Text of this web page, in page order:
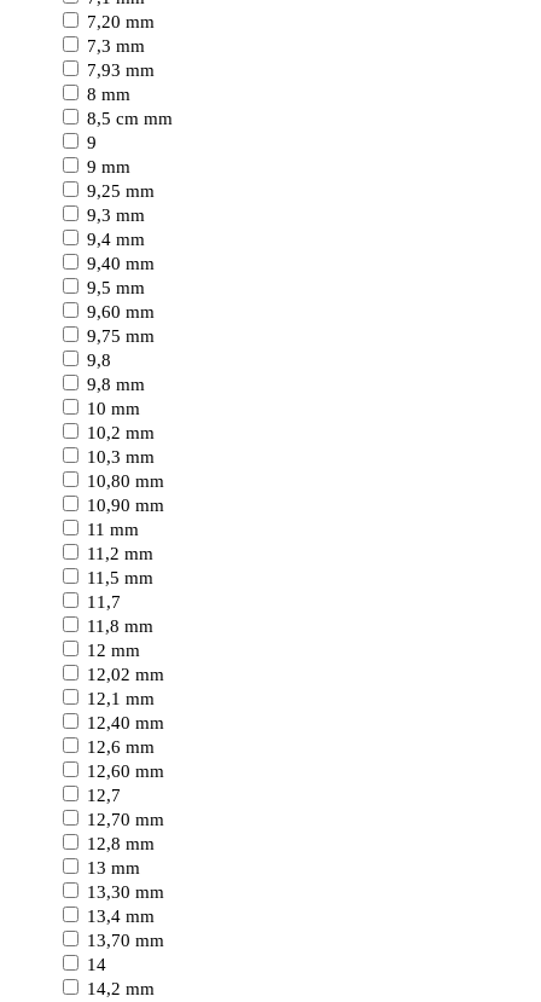
7,20 mm
7,3 mm
7,93 mm
8 mm
8,5 cm mm
9
9 mm
9,25 mm
9,3 mm
9,4 mm
9,40 mm
9,5 mm
9,60 mm
9,75 mm
9,8
9,8 mm
10 mm
10,2 mm
10,3 mm
10,80 mm
10,90 mm
11 mm
11,2 mm
11,5 mm
11,7
11,8 mm
12 mm
12,02 mm
12,1 mm
12,40 mm
12,6 mm
12,60 mm
12,7
12,70 mm
12,8 mm
13 mm
13,30 mm
13,4 mm
13,70 mm
14
14,2 mm